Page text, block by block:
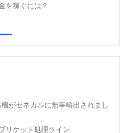
を稼ぐには？
がセネガルに無事輸出されまし
リケット処理ライン